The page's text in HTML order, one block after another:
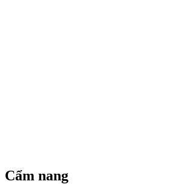
Cẩm nang